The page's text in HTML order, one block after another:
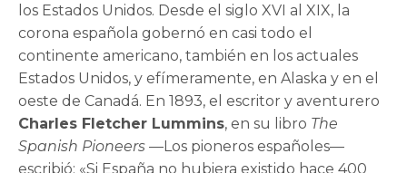
los Estados Unidos. Desde el siglo XVI al XIX, la
corona española gobernó en casi todo el
continente americano, también en los actuales
Estados Unidos, y efímeramente, en Alaska y en el
oeste de Canadá. En 1893, el escritor y aventurero
Charles Fletcher Lummins, en su libro The
Spanish Pioneers —Los pioneros españoles—
escribió: «Si España no hubiera existido hace 400